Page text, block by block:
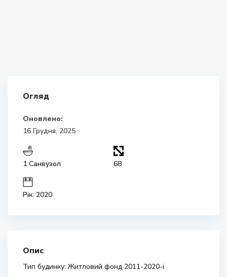
Огляд
Оновлено:
16 Грудня, 2025
1 Санвузол 68
Рік: 2020
Опис
Тип будинку: Житловий фонд 2011-2020-і